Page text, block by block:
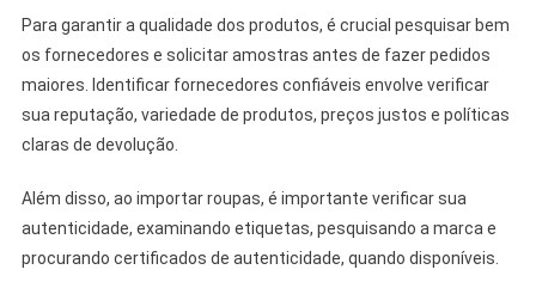
Para garantir a qualidade dos produtos, é crucial pesquisar bem
os fornecedores e solicitar amostras antes de fazer pedidos
maiores. Identificar fornecedores confiáveis envolve verificar
sua reputação, variedade de produtos, preços justos e políticas
claras de devolução.
Além disso, ao importar roupas, é importante verificar sua
autenticidade, examinando etiquetas, pesquisando a marca e
procurando certificados de autenticidade, quando disponíveis.